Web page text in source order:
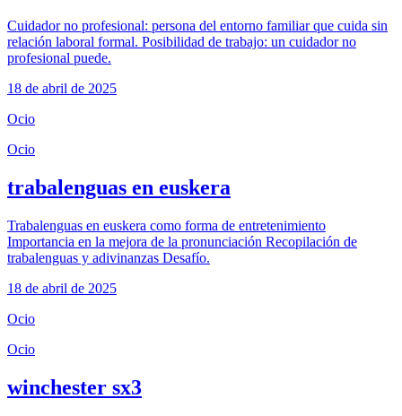
Cuidador no profesional: persona del entorno familiar que cuida sin
relación laboral formal. Posibilidad de trabajo: un cuidador no
profesional puede.
18 de abril de 2025
Ocio
Ocio
trabalenguas en euskera
Trabalenguas en euskera como forma de entretenimiento
Importancia en la mejora de la pronunciación Recopilación de
trabalenguas y adivinanzas Desafío.
18 de abril de 2025
Ocio
Ocio
winchester sx3